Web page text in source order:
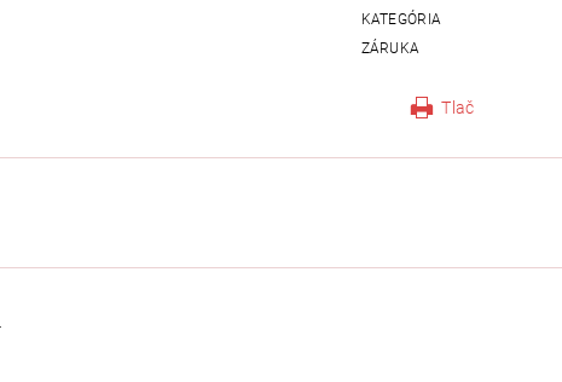
KATEGÓRIA
ZÁRUKA
Tlač